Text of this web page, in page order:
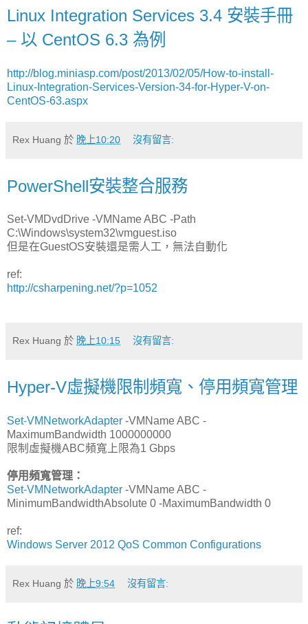
Linux Integration Services 3.4 安裝手冊
– 以 CentOS 6.3 為例
http://blog.miniasp.com/post/2013/02/05/How-to-install-
Linux-Integration-Services-Version-34-for-Hyper-V-on-
CentOS-63.aspx
Rex Huang 於 晚上10:20 沒有留言:
PowerShell安裝整合服務
Set-VMDvdDrive -VMName ABC -Path
C:\Windows\system32\vmguest.iso
但是在GuestOS安裝還是需人工，無法自動化
ref:
http://csharpening.net/?p=1052
Rex Huang 於 晚上10:15 沒有留言:
Hyper-V虛擬機限制頻寬、停用頻寬管理
Set-VMNetworkAdapter -VMName ABC -
MaximumBandwidth 1000000000
限制虛擬機ABC頻寬上限為1 Gbps
停用頻寬管理：
Set-VMNetworkAdapter -VMName ABC -
MinimumBandwidthAbsolute 0 -MaximumBandwidth 0
ref:
Windows Server 2012 QoS Common Configurations
Rex Huang 於 晚上9:54 沒有留言: